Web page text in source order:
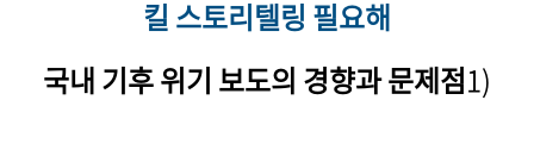
킬 스토리텔링 필요해
국내 기후 위기 보도의 경향과 문제점1)